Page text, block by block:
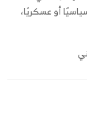
أو عسكريًا،